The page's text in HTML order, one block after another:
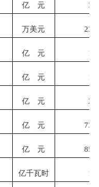
亿 元
万美元
亿 元
亿 元
亿 元
亿 元
亿 元
亿千瓦时